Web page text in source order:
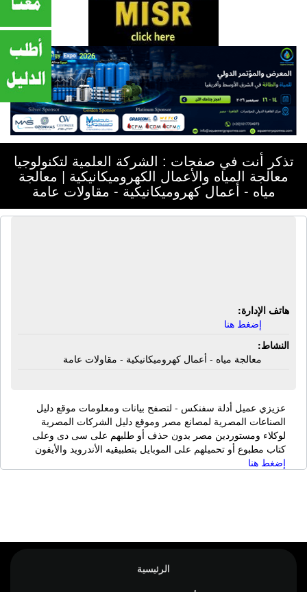
تذكر أنت في صفحات : الشركة العلمية لتكنولوجيا
معالجة المياه والأعمال الكهروميكانيكية | معالجة
مياه - أعمال كهروميكانيكية - مقاولات عامة
هاتف الإدارة:
إضغط هنا
النشاط:
معالجة مياه - أعمال كهروميكانيكية - مقاولات عامة
عزيزي عميل أدلة سفنكس - لتصفح بيانات ومعلومات موقع دليل
الصناعات المصرية لمصانع مصر وموقع دليل الشركات المصرية
لوكلاء ومستوردين مصر بدون حذف أو طلبهم على سى دى وعلى
كتاب مطبوع أو تحميلهم على الموبايل بتطبيقيه الأندرويد والأيفون
إضغط هنا
الرئيسية